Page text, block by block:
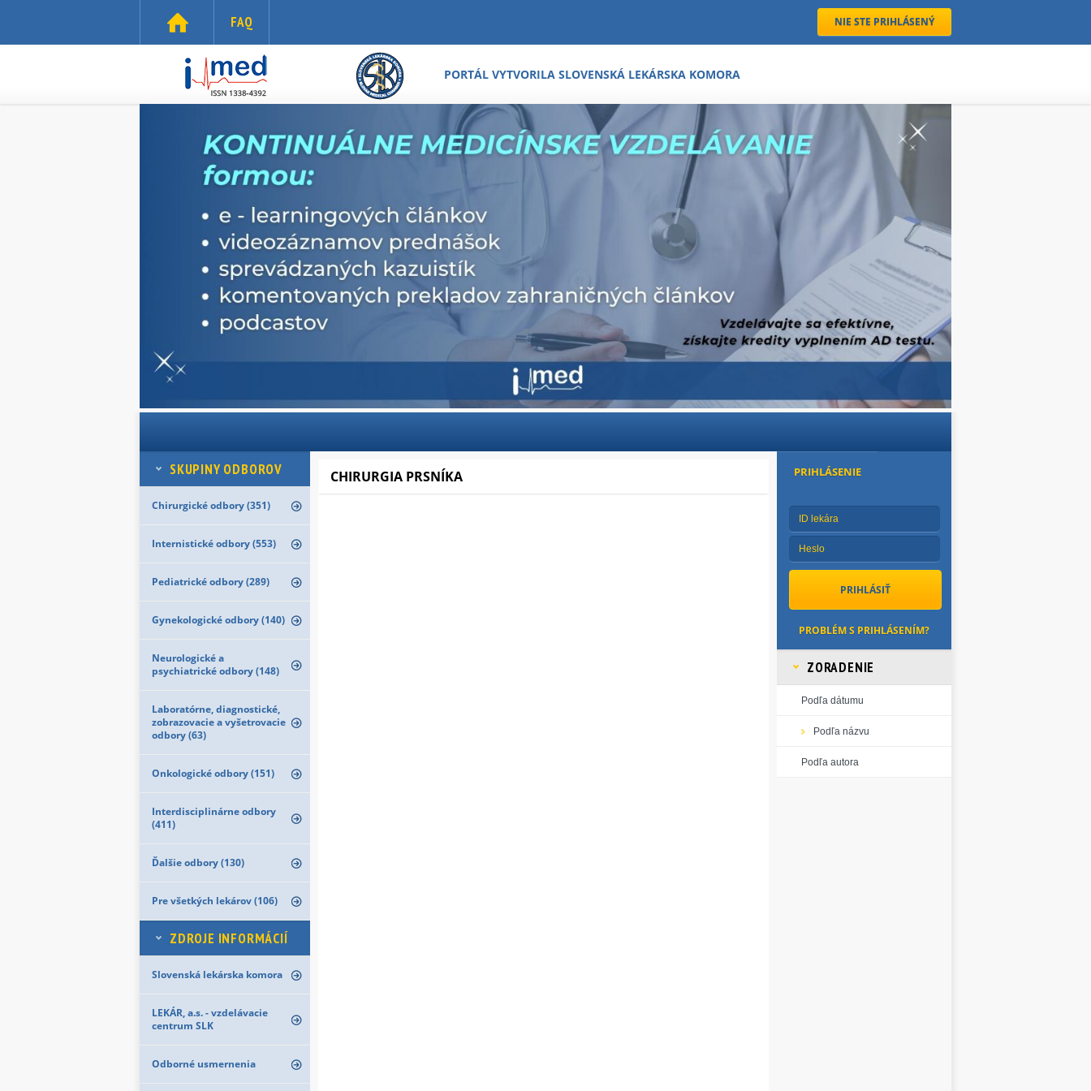
NIE STE PRIHLÁSENÝ
FAQ
PORTÁL VYTVORILA SLOVENSKÁ LEKÁRSKA KOMORA
SKUPINY ODBOROV
Chirurgické odbory (351)
Internistické odbory (553)
Pediatrické odbory (289)
Gynekologické odbory (140)
Neurologické a
psychiatrické odbory (148)
Laboratórne, diagnostické,
zobrazovacie a vyšetrovacie
odbory (63)
Onkologické odbory (151)
Interdisciplinárne odbory
(411)
Ďalšie odbory (130)
Pre všetkých lekárov (106)
ZDROJE INFORMÁCIÍ
Slovenská lekárska komora
LEKÁR, a.s. - vzdelávacie
centrum SLK
Odborné usmernenia
CHIRURGIA PRSNÍKA PRIHLÁSENIE
PROBLÉM S PRIHLÁSENÍM?
ZORADENIE
Podľa dátumu
Podľa názvu
Podľa autora